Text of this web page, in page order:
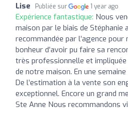
Lise Publiée sur 1 year ago
Expérience fantastique: Nous
maison par le biais de Stéphanie
recommandée par l’agence pour
bonheur d’avoir pu faire sa
très professionnelle et
de notre maison. En une
De l’estimation à la vente son
exceptionnel. Encore un grand
Ste Anne Nous recommandons